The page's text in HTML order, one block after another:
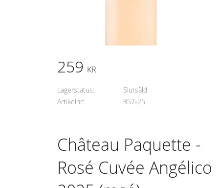
259 KR
Lagerstatus
Slutsåld
Artikelnr
357-25
Château Paquette -
Rosé Cuvée Angélico